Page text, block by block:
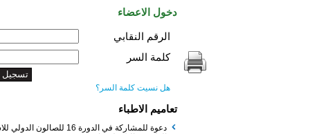
دخول الاعضاء
الرقم النقابي
كلمة السر
هل نسيت كلمة السر؟
تعاميم الاطباء
دعوة للمشاركة في الدورة 16 للصالون الدولي للاستثمار